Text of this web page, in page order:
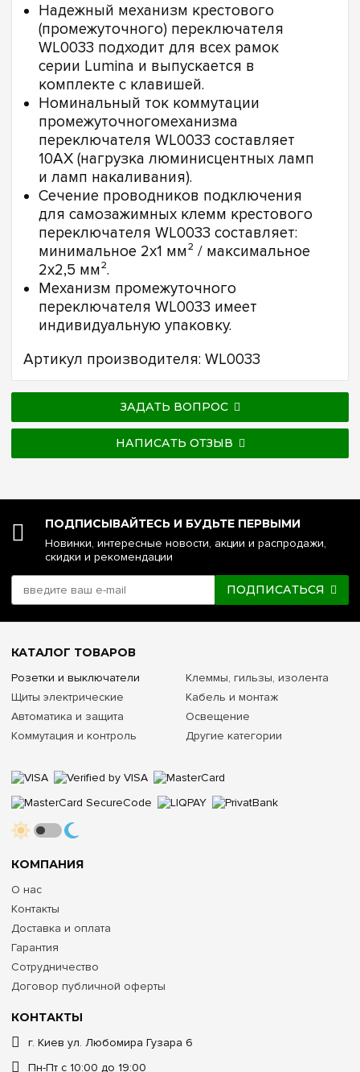
Надежный механизм крестового
(промежуточного) переключателя
WL0033 подходит для всех рамок
серии Lumina и выпускается в
комплекте с клавишей.
Номинальный ток коммутации
промежуточногомеханизма
переключателя WL0033 составляет
10АХ (нагрузка люминисцентных ламп
и ламп накаливания).
Сечение проводников подключения
для самозажимных клемм крестового
переключателя WL0033 составляет:
минимальное 2х1 мм² / максимальное
2х2,5 мм².
Механизм промежуточного
переключателя WL0033 имеет
индивидуальную упаковку.
Артикул производителя: WL0033
ЗАДАТЬ ВОПРОС
НАПИСАТЬ ОТЗЫВ
ПОДПИСЫВАЙТЕСЬ И БУДЬТЕ ПЕРВЫМИ
Новинки, интересные новости, акции и распродажи,
скидки и рекомендации
ПОДПИСАТЬСЯ
КОНТАКТЫ
г. Киев ул. Любомира Гузара 6
Пн-Пт с 10:00 до 19:00
КОМПАНИЯ
О нас
Контакты
Доставка и оплата
Гарантия
Сотрудничество
Договор публичной оферты
КАТАЛОГ ТОВАРОВ
Розетки и выключатели
Щиты электрические
Автоматика и защита
Коммутация и контроль
Клеммы, гильзы, изолента
Кабель и монтаж
Освещение
Другие категории